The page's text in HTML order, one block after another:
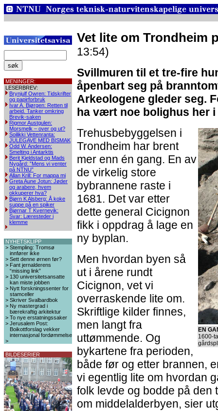
MENINGER:
LESERBREV:
Brynjulf Owren: Tidskrifter
og papirforbruk
Ivar A. Bjørgen: Retten til
arbeid. Tanker omkring
Brevik-saken
Rigmor Austgulen:
Morsmelk – over og ut?
Soilikki Vettenranta:
JULEGAVE MED BISMAK
Odd W. Andersen:
Smelting i Antarktis
Berit Kjeldstad og Mads
Nygård: ”Mens vi venter
på NTNU”
Allan Krill: For mappa mi
Greta Aune Jotun: Jøder
og arabere, hvem
okkuperer hva?
Bjørn K Alsberg: Å koke
suppe på en spiker
Bjørnar T Kvernevik:
Svar: Læresteder i
klemme
NYHETSKLIPP
> Stempling: Tromsø
innfører ikke
> Sett denne ørnen før?
> Fant jernalderens
“missing link”
> 130 universitetsansatte
kan miste jobben
> Nytt forskningssenter for
stamceller
> Skriver Svalbardbok
> Ny mastergrad i
bærekraftig arkitektur
> To nye erstatningssaker
> Jerusalem Post:
Boikottforslag vekker
internasjonal fordømmelse
>
BILDESERIER
Vet lite om Trondheim
13:54)
Svillmuren til et tre-fire
åpenbart seg på
Arkeologene gleder seg.
ha vært noe bolighus her
EN
1600-
Trehusbebyggelsen i
Trondheim har brent
mer enn én gang. En av
de virkelig store
bybrannene raste i
1681. Det var etter
dette general Cicignon
fikk i oppdrag å lage en
ny byplan.
Men hvordan byen så
ut i årene rundt
Cicignon, vet vi
overraskende lite om.
Skriftlige kilder finnes,
men langt fra
uttømmende. Og
bykartene fra perioden,
både før og etter brannen,
vi egentlig lite om hvordan
folk levde og bodde på den
om middelalderbyen, sier